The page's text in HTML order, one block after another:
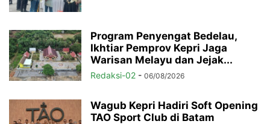
Program Penyengat Bedelau,
Ikhtiar Pemprov Kepri Jaga
Warisan Melayu dan Jejak...
Redaksi-02 - 06/08/2026
Wagub Kepri Hadiri Soft Opening
TAO Sport Club di Batam